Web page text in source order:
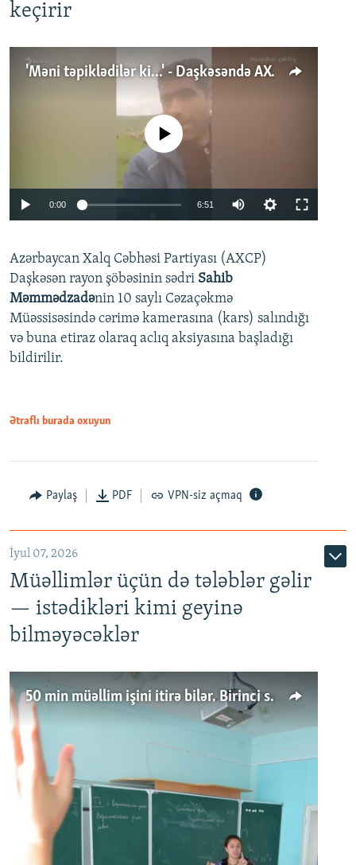
keçirir
'Məni təpiklədilər ki...' - Daşkəsəndə AXCP fəalının yaxınları onun həbsinə etiraz edirlər
Auto 240p 360p
720p 1080p
No media source currently available
0:00 6:51
360p
720p
1080p
Azərbaycan Xalq Cəbhəsi Partiyası (AXCP)
Daşkəsən rayon şöbəsinin sədri Sahib
Məmmədzadənin 10 saylı Cəzaçəkmə
Müəssisəsində cərimə kamerasına (kars) salındığı
və buna etiraz olaraq aclıq aksiyasına başladığı
bildirilir.
Ətraflı burada oxuyun
Paylaş PDF VPN-siz açmaq
İyul 07, 2026
Müəllimlər üçün də tələblər gəlir
— istədikləri kimi geyinə
bilməyəcəklər
50 min müəllim işini itirə bilər. Birinci sinfə gedənlər azalır